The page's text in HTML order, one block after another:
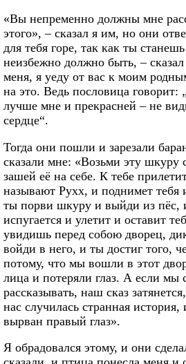
«Вы непременно должны мне
этого», – сказал я им, но они
для тебя горе, так как ты
неизбежно должно быть, –
меня, я уеду от вас к моим
на это. Ведь пословица говорит:
лучше мне и прекрасней – не
сердце“.
Тогда они пошли и зарезали
сказали мне: «Возьми эту шкуру
зашей её на себе. К тебе
называют Рухх, и поднимет тебя
ты порви шкуру и выйди из пёс,
испугается и улетит и оставит
увидишь перед собою дворец,
войди в него, и ты достиг того,
потому, что мы вошли в этот
лица и потеряли глаз. А если мы
рассказывать, наш сказ
нас случилась странная история,
вырван правый глаз».
Я обрадовался этому, и они